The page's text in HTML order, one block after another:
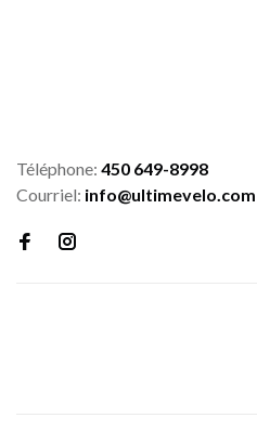
Téléphone: 450 649-8998
Courriel: info@ultimevelo.com